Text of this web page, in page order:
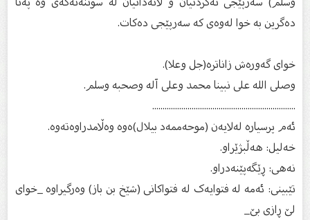
ده‌گرین به‌ خوا له‌وه‌ی که‌ سه‌رپێجی ده‌کات.
خوای گه‌وره‌ش زاناتره‌(جل وعلا).‌
وصلى الله على نبینا محمد وعلى آله وصحبه وسلم.
.....................................................................
ئه‌م پرسیاره‌ له‌لایه‌ن (موحه‌ممه‌د بیلال)ه‌وه‌ وه‌ڵامدراوه‌ته‌وه‌.
خه‌لیل: هه‌ڵبژێراو.
نه‌هی: ڕێگه‌پێنه‌دراو.
تێبینی: ئه‌مه‌ له‌ فتوایه‌ک له‌ فتواکانی (شێخ بن باز) وه‌رگیراوه‌ _خوای
لێ ڕازی بێ_